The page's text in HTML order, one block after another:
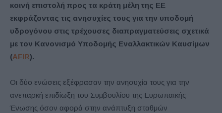
κοινή επιστολή προς τα κράτη μέλη της ΕΕ
εκφράζοντας τις ανησυχίες τους για την υποδομή
υδρογόνου στις τρέχουσες διαπραγματεύσεις σχετικά
με τον Κανονισμό Υποδομής Εναλλακτικών Καυσίμων
(AFIR).
Οι δύο ενώσεις εξέφρασαν την ανησυχία τους για την
ανεπαρκή επιδίωξη του Συμβουλίου της Ευρωπαϊκής
Ένωσης όσον αφορά στην ανάπτυξη σταθμών